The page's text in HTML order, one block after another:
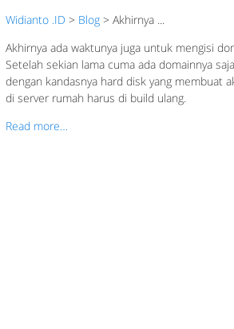
Widianto .ID > Blog >Akhirnya ...
Akhirnya ada waktunya juga untuk mengisi
Setelah sekian lama cuma ada domainnya
dengan kandasnya hard disk yang membuat
di server rumah harus di build ulang.
Read more…